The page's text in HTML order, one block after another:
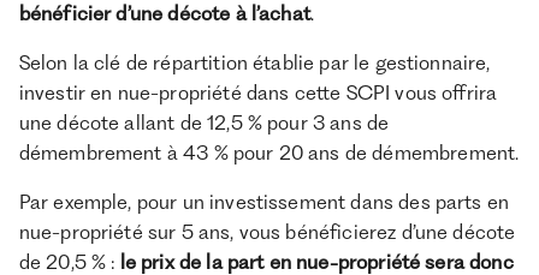
bénéficier d’une décote à l’achat.
Selon la clé de répartition établie par le gestionnaire,
investir en nue-propriété dans cette SCPI vous offrira
une décote allant de 12,5 % pour 3 ans de
démembrement à 43 % pour 20 ans de démembrement.
Par exemple, pour un investissement dans des parts en
nue-propriété sur 5 ans, vous bénéficierez d’une décote
de 20,5 % : le prix de la part en nue-propriété sera donc